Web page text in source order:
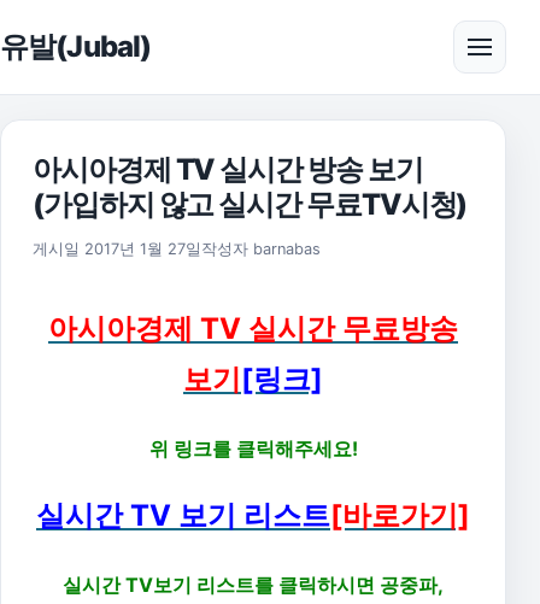
유발(Jubal) 메뉴
아시아경제 TV 실시간 방송 보기
(가입하지 않고 실시간 무료TV시청)
게시일 2017년 1월 27일 2020년 5월 29일
작성자 barnabas
아시아경제 TV 실시간 무료방송
보기 [링크]
위 링크를 클릭해주세요!
실시간 TV 보기 리스트[바로가기]
실시간 TV보기 리스트를 클릭하시면 공중파,